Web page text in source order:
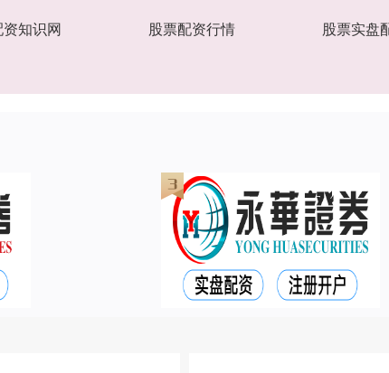
知识网 股票配资行情 股票实盘